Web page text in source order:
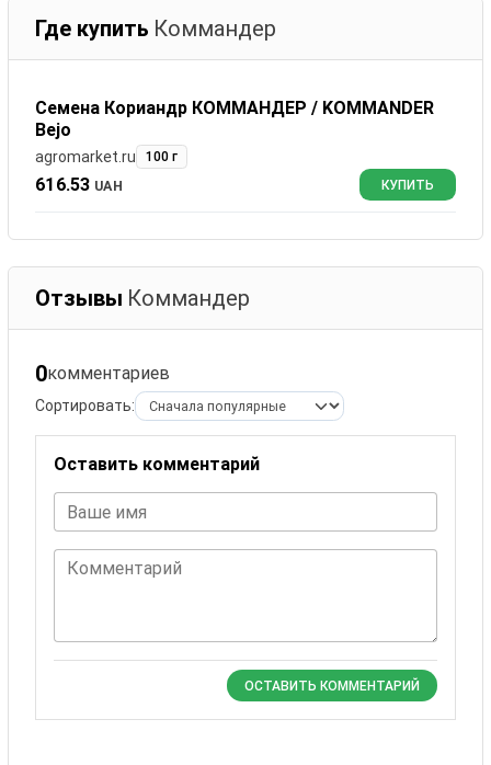
Где купить Коммандер
Семена Кориандр КОММАНДЕР / KOMMANDER
Bejo
agromarket.ru 100 г
616.53 UAH КУПИТЬ
Отзывы Коммандер
0комментариев
Сортировать:
Оставить комментарий
Ваше имя
Комментарий
ОСТАВИТЬ КОММЕНТАРИЙ